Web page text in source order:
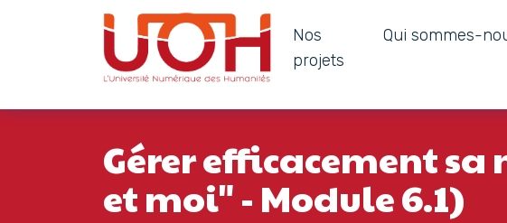
Navigation principale
Nos
projets
Qui sommes-
Gérer efficacement
et moi" - Module 6.1)